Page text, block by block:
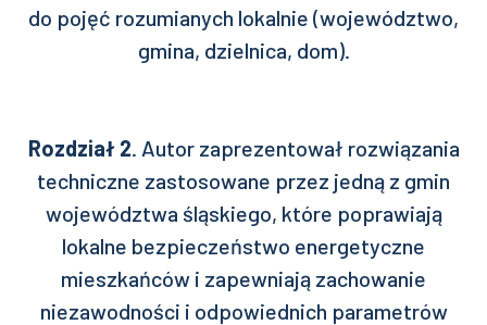
do pojęć rozumianych lokalnie (województwo,
gmina, dzielnica, dom).
Rozdział 2. Autor zaprezentował rozwiązania
techniczne zastosowane przez jedną z gmin
województwa śląskiego, które poprawiają
lokalne bezpieczeństwo energetyczne
mieszkańców i zapewniają zachowanie
niezawodności i odpowiednich parametrów